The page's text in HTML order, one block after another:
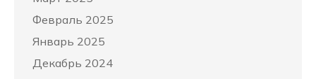
Февраль 2025
Январь 2025
Декабрь 2024